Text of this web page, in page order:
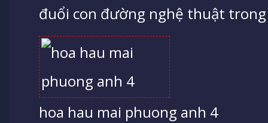
đuổi con đường nghệ thuật
hoa hau mai phuong anh 4